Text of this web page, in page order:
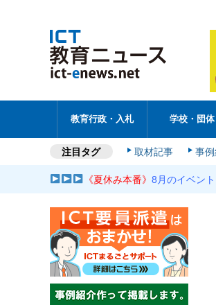
教育行政・入札 学校・団体
注目タグ 取材記事 事
《夏休み本番》8月のイベン